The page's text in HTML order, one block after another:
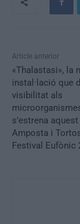
Article anterior
«Thalastasi», la
instal·lació que
visibilitat als
s’estrena
Amposta i
Festival Eufònic